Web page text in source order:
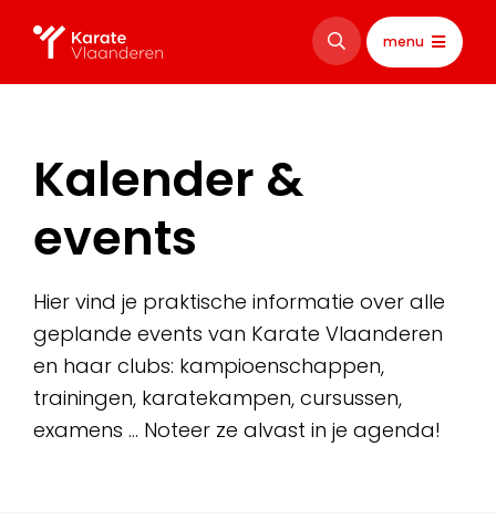
menu
Kalender &
events
Hier vind je praktische informatie over alle
geplande events van Karate Vlaanderen
en haar clubs: kampioenschappen,
trainingen, karatekampen, cursussen,
examens … Noteer ze alvast in je agenda!